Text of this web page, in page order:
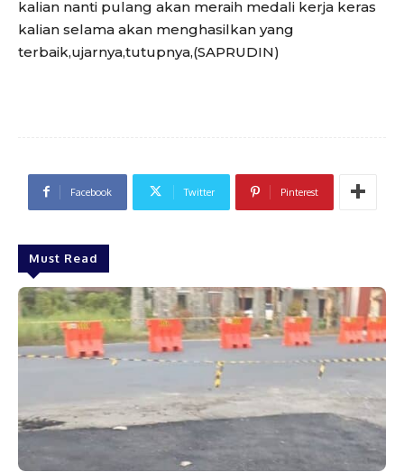
kalian nanti pulang akan meraih medali kerja keras
kalian selama akan menghasilkan yang
terbaik,ujarnya,tutupnya,(SAPRUDIN)
Facebook Twitter Pinterest
Must Read